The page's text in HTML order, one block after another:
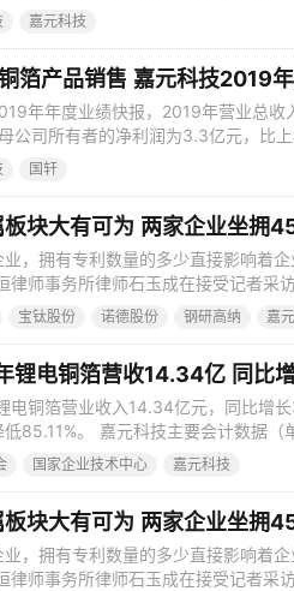
离子电池的后处理系统的设计、研发
嘉元科技
箔产品销售 嘉元科技2019
年年度业绩快报，2019年营业总
公司所有者的净利润为3.3亿元，比
据和指标（单位：万元） 近日，科
国轩
块大有可为 两家企业坐拥
，拥有专利数量的多少直接影响着
律师事务所律师石玉成在接受记者采
业对专利的获得、使用、受益，都要
宝钛股份 诺德股份 钢研高纳 嘉
锂电铜箔营收14.34亿 同比
电铜箔营业收入14.34亿元，同比增
85.11%。 嘉元科技主要会计数据（
688388）发布2019年年报，公司去
国家企业技术中心 嘉元科技
块大有可为 两家企业坐拥
，拥有专利数量的多少直接影响着
律师事务所律师石玉成在接受记者采